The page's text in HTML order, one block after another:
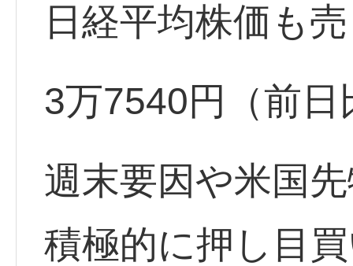
日経平均株価も
3万7540円（前
週末要因や米国
積極的に押し目